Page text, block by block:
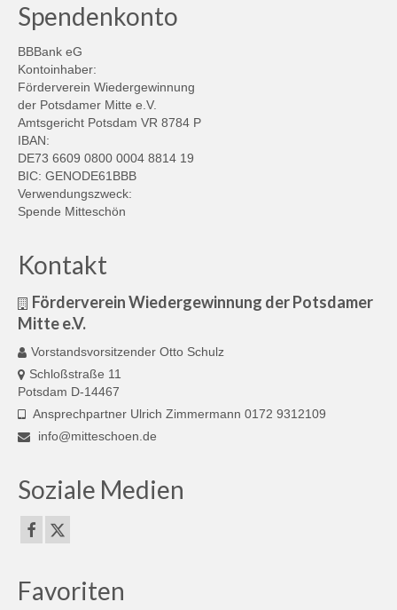
Spendenkonto
BBBank eG
Kontoinhaber:
Förderverein Wiedergewinnung
der Potsdamer Mitte e.V.
Amtsgericht Potsdam VR 8784 P
IBAN:
DE73 6609 0800 0004 8814 19
BIC: GENODE61BBB
Verwendungszweck:
Spende Mitteschön
Kontakt
Förderverein Wiedergewinnung der Potsdamer
Mitte e.V.
Vorstandsvorsitzender Otto Schulz
Schloßstraße 11
Potsdam D-14467
Ansprechpartner Ulrich Zimmermann 0172 9312109
info@mitteschoen.de
Soziale Medien
Favoriten